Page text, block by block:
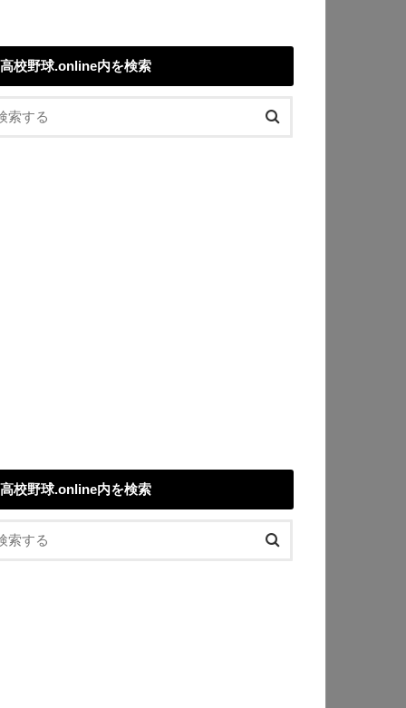
高校野球.online内を検索
高校野球.online内を検索